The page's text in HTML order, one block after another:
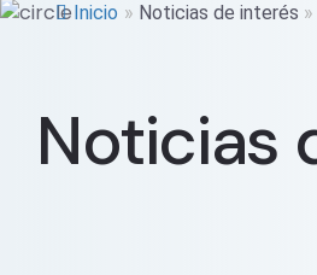
Inicio » Noticias de interés »
Noticias